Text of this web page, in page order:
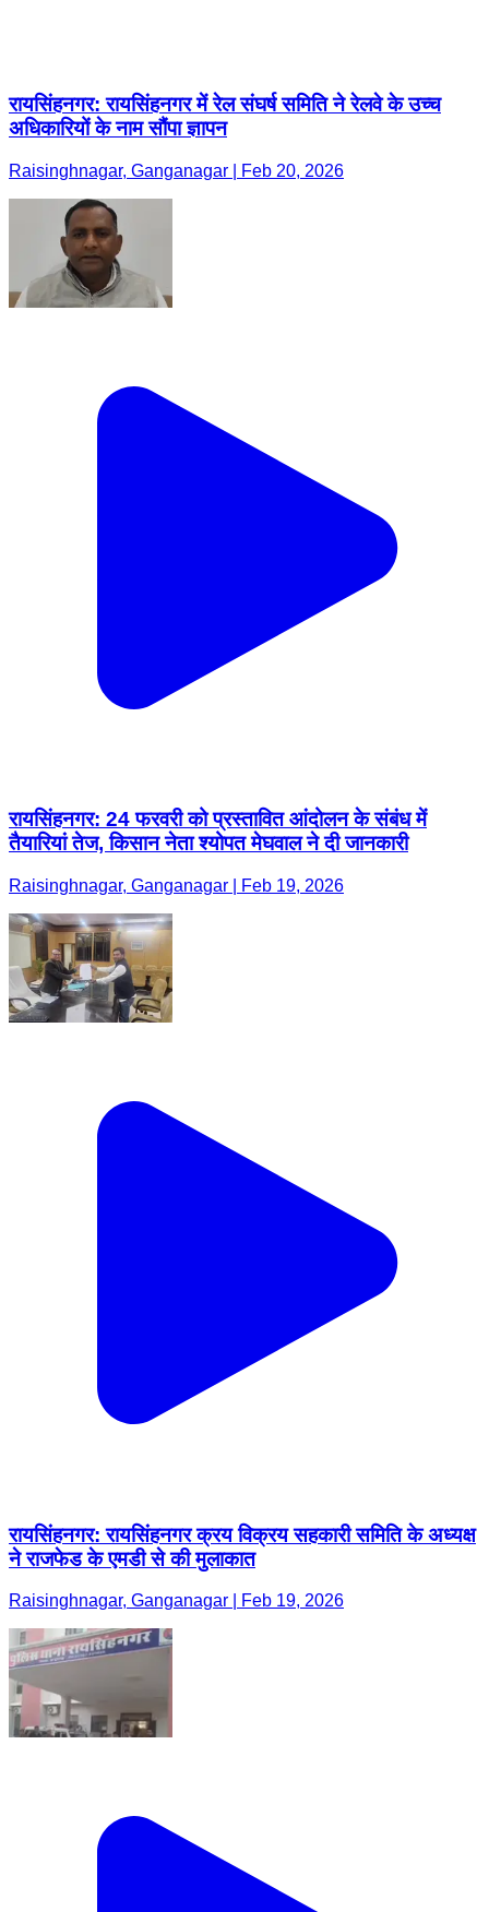
रायसिंहनगर: रायसिंहनगर में रेल संघर्ष समिति ने रेलवे के उच्च
अधिकारियों के नाम सौंपा ज्ञापन
Raisinghnagar, Ganganagar | Feb 20, 2026
रायसिंहनगर: 24 फरवरी को प्रस्तावित आंदोलन के संबंध में
तैयारियां तेज, किसान नेता श्योपत मेघवाल ने दी जानकारी
Raisinghnagar, Ganganagar | Feb 19, 2026
रायसिंहनगर: रायसिंहनगर क्रय विक्रय सहकारी समिति के अध्यक्ष
ने राजफेड के एमडी से की मुलाकात
Raisinghnagar, Ganganagar | Feb 19, 2026